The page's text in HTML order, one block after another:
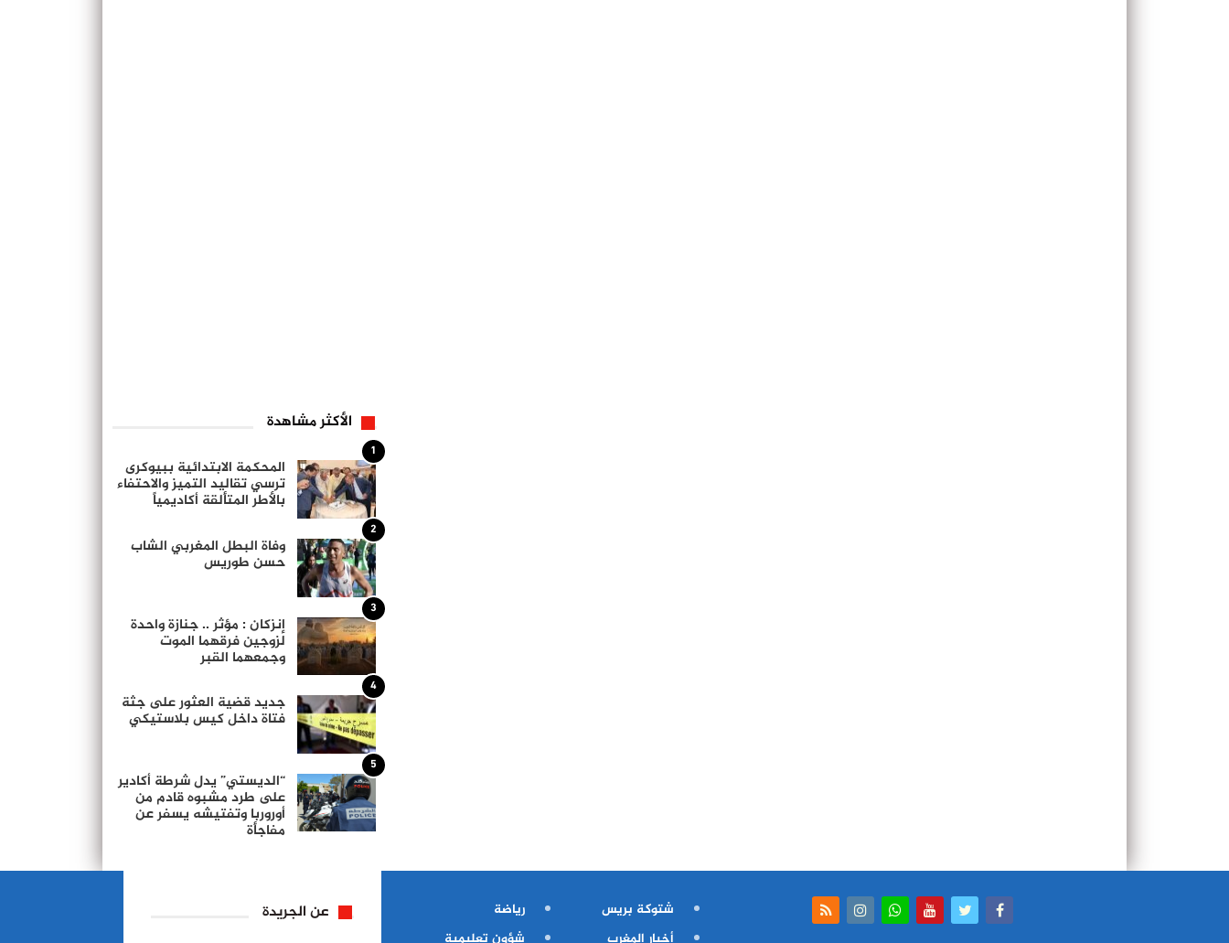
الأكثر مشاهدة
1
المحكمة الابتدائية ببيوكرى
ترسي تقاليد التميز والاحتفاء
بالأطر المتألقة أكاديمياً
2
وفاة البطل المغربي الشاب
حسن طوريس
3
إنزكان : مؤثر .. جنازة واحدة
لزوجين فرقهما الموت
وجمعهما القبر
4
جديد قضية العثور على جثة
فتاة داخل كيس بلاستيكي
5
“الديستي” يدل شرطة أكادير
على طرد مشبوه قادم من
أوروربا وتفتيشه يسفر عن
مفاجأة
شتوكة بريس
أخبار المغرب
رياضة
شؤون تعليمية
عن الجريدة